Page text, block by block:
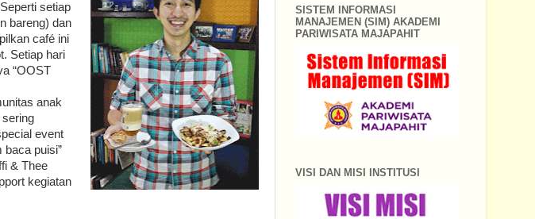
setiap
bareng) dan
café ini
Setiap hari
“OOST
anak
sering
event
baca puisi”
& Thee
kegiatan
SISTEM INFORMASI
MANAJEMEN (SIM) AKADEMI
PARIWISATA MAJAPAHIT
VISI DAN MISI INSTITUSI